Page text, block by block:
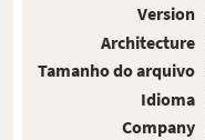
Version
Architecture
Tamanho do arquivo
Idioma
Company